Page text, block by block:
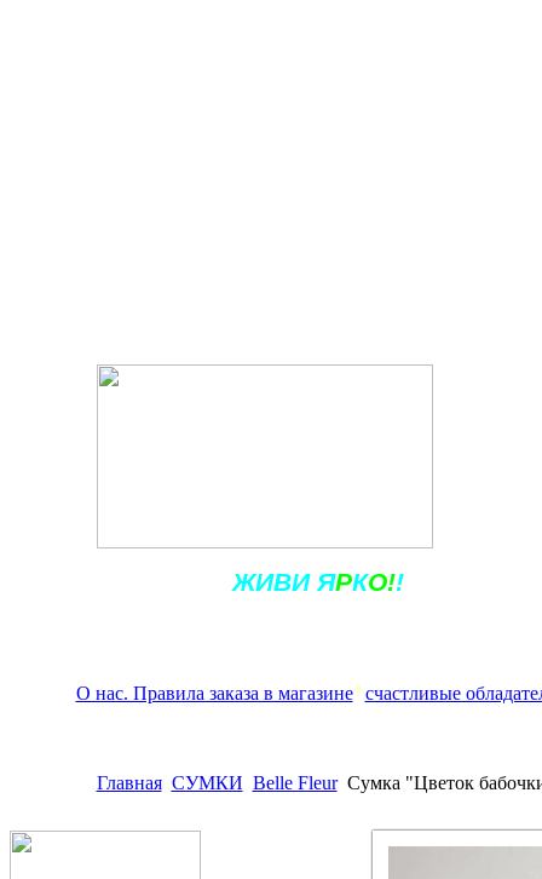
ЖИВИ ЯРКО!!
О нас. Правила заказа в магазине счастливые
Главная СУМКИ Belle Fleur Сумка "Цветок